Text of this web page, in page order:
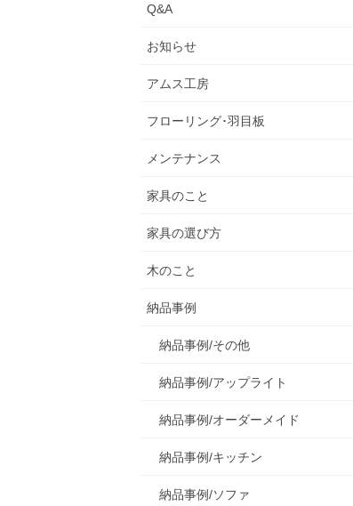
Q&A
お知らせ
アムス工房
フローリング･羽目板
メンテナンス
家具のこと
家具の選び方
木のこと
納品事例
納品事例/その他
納品事例/アップライト
納品事例/オーダーメイド
納品事例/キッチン
納品事例/ソファ